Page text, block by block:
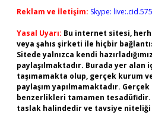
Reklam ve İletişim: Skype:
Yasal Uyarı: Bu internet sitesi,
veya şahıs şirketi ile hiçbir
Sitede yalnızca kendi
paylaşılmaktadır. Burada yer
taşımamakta olup, gerçek kurum
paylaşım yapılmamaktadır.
benzerlikleri tamamen
taslak halindedir ve tavsiye niteliği